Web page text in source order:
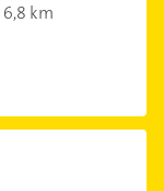
6,8 km